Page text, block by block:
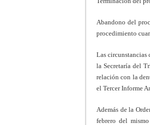
Abandono del
procedimiento
Las circunstancias
la Secretaría del
relación con la
el Tercer Informe
Además de la
febrero del